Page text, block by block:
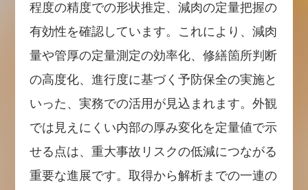
程度の精度での形状推定、減肉の定量把握の
有効性を確認しています。これにより、減肉
量や管厚の定量測定の効率化、修繕箇所判断
の高度化、進行度に基づく予防保全の実施と
いった、実務での活用が見込まれます。外観
では見えにくい内部の厚み変化を定量値で示
せる点は、重大事故リスクの低減につながる
重要な進展です。取得から解析までの一連の